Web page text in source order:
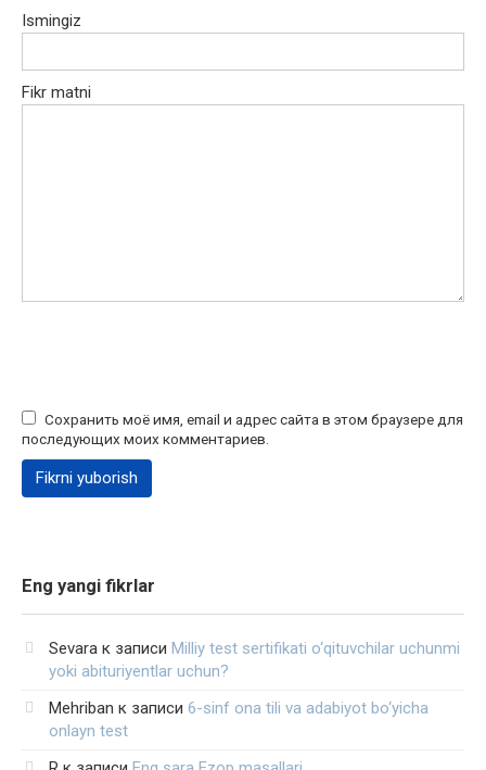
Ismingiz
Fikr matni
Сохранить моё имя, email и адрес сайта в этом браузере для
последующих моих комментариев.
Eng yangi fikrlar
Sevara к записи Milliy test sertifikati o‘qituvchilar uchunmi
yoki abituriyentlar uchun?
Mehriban к записи 6-sinf ona tili va adabiyot bo‘yicha
onlayn test